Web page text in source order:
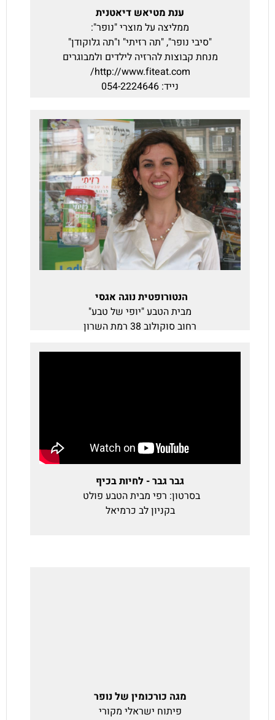
ענת מטיאש דיאטנית
ממליצה על מוצרי "נופר":
"סיבי נופר", "תה רזיתי" ו"תה גלוקודן"
מנחת קבוצות להרזיה לילדים ולמבוגרים
http://www.fiteat.com/
נייד: 054-2224646
הנטורופטית נוגה אגסי
מבית הטבע "יופי של טבע"
רחוב סוקולוב 38 רמת השרון
גבר גבר - לחיות בכיף
בסרטון: רפי מבית הטבע פולט
בקניון לב כרמיאל
מגה כורכומין של נופר
פיתוח ישראלי מקורי